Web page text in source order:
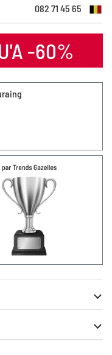
082 71 45 65
-60%